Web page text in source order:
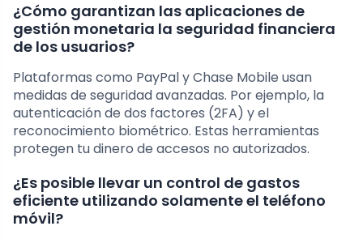
¿Cómo garantizan las aplicaciones de
gestión monetaria la seguridad financiera
de los usuarios?
Plataformas como PayPal y Chase Mobile usan
medidas de seguridad avanzadas. Por ejemplo, la
autenticación de dos factores (2FA) y el
reconocimiento biométrico. Estas herramientas
protegen tu dinero de accesos no autorizados.
¿Es posible llevar un control de gastos
eficiente utilizando solamente el teléfono
móvil?